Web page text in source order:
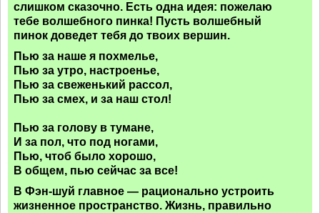
слишком сказочно. Есть одна идея: пожелаю
тебе волшебного пинка! Пусть волшебный
пинок доведет тебя до твоих вершин.
Пью за наше я похмелье,
Пью за утро, настроенье,
Пью за свеженький рассол,
Пью за смех, и за наш стол!
Пью за голову в тумане,
И за пол, что под ногами,
Пью, чтоб было хорошо,
В общем, пью сейчас за все!
В Фэн-шуй главное — рационально устроить
жизненное пространство. Жизнь, правильно